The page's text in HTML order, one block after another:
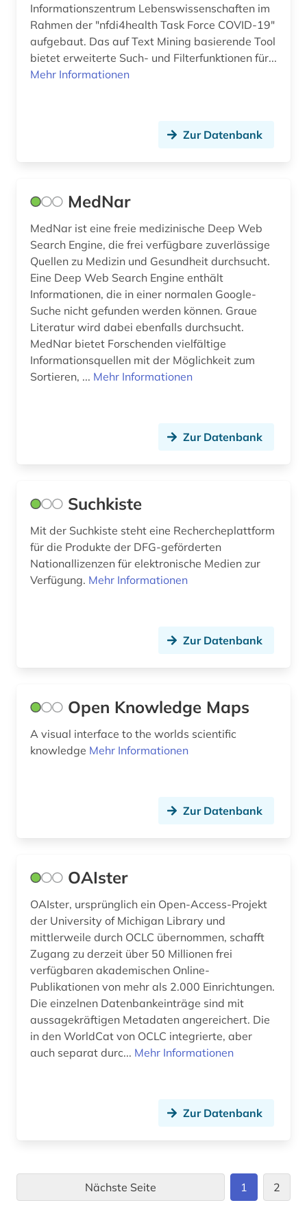
Informationszentrum Lebenswissenschaften im
Rahmen der "nfdi4health Task Force COVID-19"
aufgebaut. Das auf Text Mining basierende Tool
bietet erweiterte Such- und Filterfunktionen für...
Mehr Informationen
Zur Datenbank
MedNar
MedNar ist eine freie medizinische Deep Web
Search Engine, die frei verfügbare zuverlässige
Quellen zu Medizin und Gesundheit durchsucht.
Eine Deep Web Search Engine enthält
Informationen, die in einer normalen Google-
Suche nicht gefunden werden können. Graue
Literatur wird dabei ebenfalls durchsucht.
MedNar bietet Forschenden vielfältige
Informationsquellen mit der Möglichkeit zum
Sortieren, ... Mehr Informationen
Zur Datenbank
Suchkiste
Mit der Suchkiste steht eine Rechercheplattform
für die Produkte der DFG-geförderten
Nationallizenzen für elektronische Medien zur
Verfügung. Mehr Informationen
Zur Datenbank
Open Knowledge Maps
A visual interface to the worlds scientific
knowledge Mehr Informationen
Zur Datenbank
OAIster
OAIster, ursprünglich ein Open-Access-Projekt
der University of Michigan Library und
mittlerweile durch OCLC übernommen, schafft
Zugang zu derzeit über 50 Millionen frei
verfügbaren akademischen Online-
Publikationen von mehr als 2.000 Einrichtungen.
Die einzelnen Datenbankeinträge sind mit
aussagekräftigen Metadaten angereichert. Die
in den WorldCat von OCLC integrierte, aber
auch separat durc... Mehr Informationen
Zur Datenbank
Nächste Seite 1 2